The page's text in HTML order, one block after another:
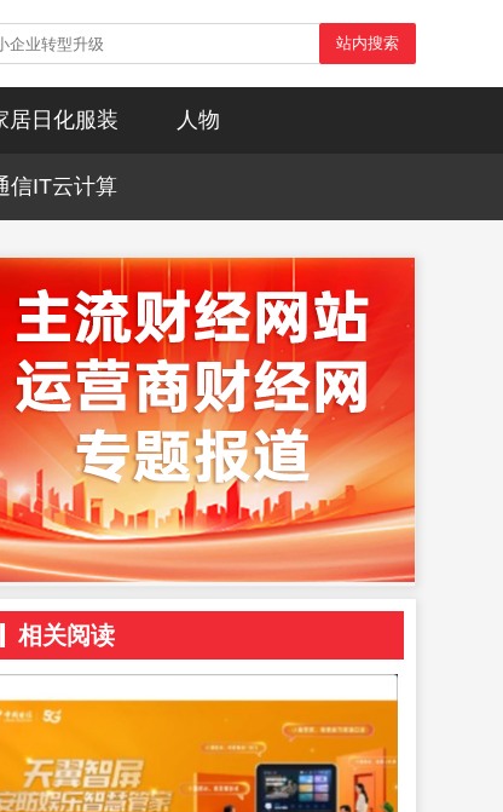
站内搜索
居日化服装 人物
信IT云计算
相关阅读